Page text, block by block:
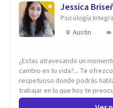
Jessica
Psicología
Austin
¿Estas atravesando un
cambio en tu vida?... Te
respetuoso donde podrás
trabajar en lo que hoy te preocupa. Me
Trastornos de Ansiedad y a lo